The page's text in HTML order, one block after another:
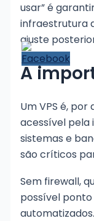
usar” é
infraestrutura
ajuste
A
Um VPS é,
acessível pela
sistemas e
são críticos
Sem firewall,
possível